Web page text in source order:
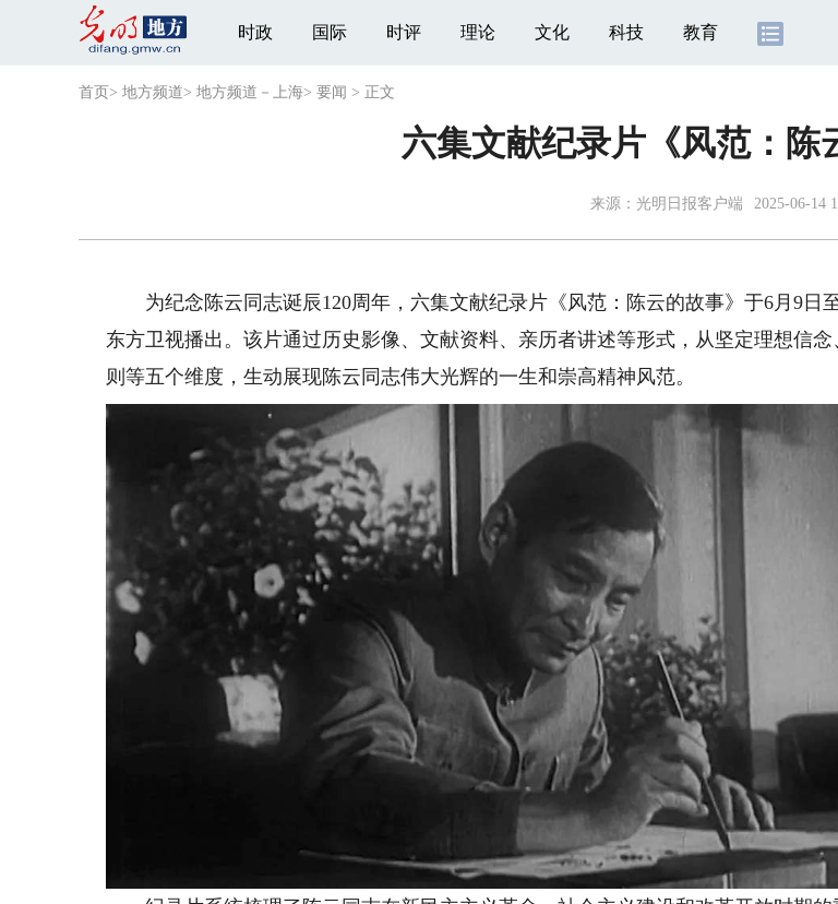
时政 国际 时评 理论 文化 科技 教育
首页 > 地方频道> 地方频道－上海> 要闻 > 正文
六集文献纪录片《风范：陈
来源： 光明日报客户端 2025-06-14
为纪念陈云同志诞辰120周年，六集文献纪录片《风范：陈云的故事》于6月9日
东方卫视播出。该片通过历史影像、文献资料、亲历者讲述等形式，从坚定理想信念
则等五个维度，生动展现陈云同志伟大光辉的一生和崇高精神风范。